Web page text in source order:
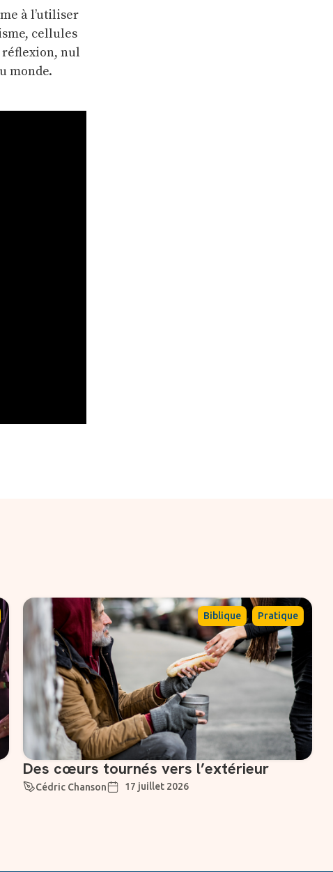
à l’utiliser
cellules
réflexion, nul
monde.
Biblique , Pratique
Des cœurs tournés vers l’extérieur
Cédric Chanson 17 juillet 2026